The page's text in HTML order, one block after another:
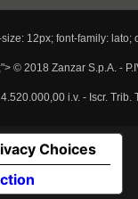
12px; font-family: lato;
© 2018 Zanzar S.p.A. -
i.v. - Iscr. Trib.
Choices